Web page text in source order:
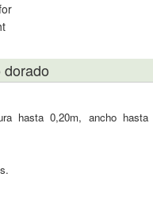
dorado
hasta 0,20m, ancho hasta